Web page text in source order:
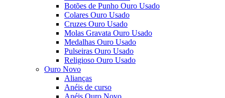
Botões de Punho Ouro Usado
Colares Ouro Usado
Cruzes Ouro Usado
Molas Gravata Ouro Usado
Medalhas Ouro Usado
Pulseiras Ouro Usado
Religioso Ouro Usado
Ouro Novo
Alianças
Anéis de curso
Anéis Ouro Novo